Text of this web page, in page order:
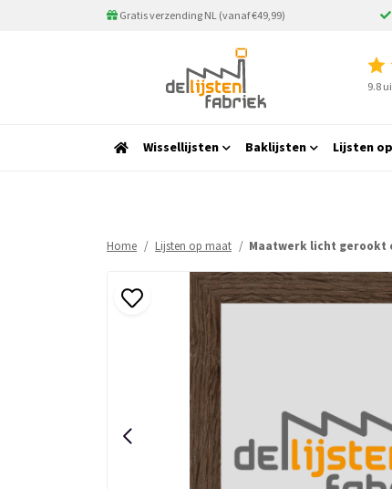
Gratis verzending NL (vanaf €49,99)
9.8
Wissellijsten Baklijsten Lijsten
Home Lijsten op maat Maatwerk licht gerookt